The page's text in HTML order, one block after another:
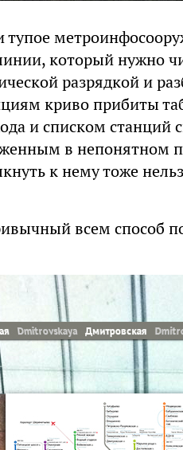
который нужно
разрядкой и
криво прибиты
и списком
в непонятном
к нему тоже
всем способ